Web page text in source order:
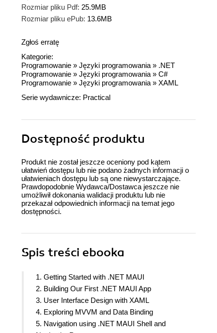
Rozmiar pliku Pdf: 25.9MB
Rozmiar pliku ePub: 13.6MB
Zgłoś erratę
Kategorie:
Programowanie » Języki programowania » .NET
Programowanie » Języki programowania » C#
Programowanie » Języki programowania » XAML
Serie wydawnicze: Practical
Dostępność produktu
Produkt nie został jeszcze oceniony pod kątem
ułatwień dostępu lub nie podano żadnych informacji o
ułatwieniach dostępu lub są one niewystarczające.
Prawdopodobnie Wydawca/Dostawca jeszcze nie
umożliwił dokonania walidacji produktu lub nie
przekazał odpowiednich informacji na temat jego
dostępności.
Spis treści ebooka
1. Getting Started with .NET MAUI
2. Building Our First .NET MAUI App
3. User Interface Design with XAML
4. Exploring MVVM and Data Binding
5. Navigation using .NET MAUI Shell and